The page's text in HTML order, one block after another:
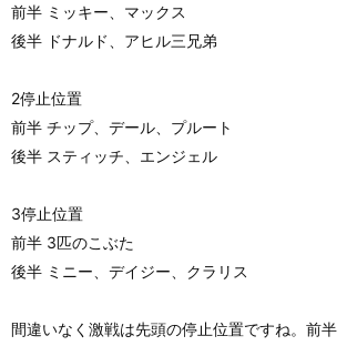
前半 ミッキー、マックス
後半 ドナルド、アヒル三兄弟
2停止位置
前半 チップ、デール、プルート
後半 スティッチ、エンジェル
3停止位置
前半 3匹のこぶた
後半 ミニー、デイジー、クラリス
間違いなく激戦は先頭の停止位置ですね。前半